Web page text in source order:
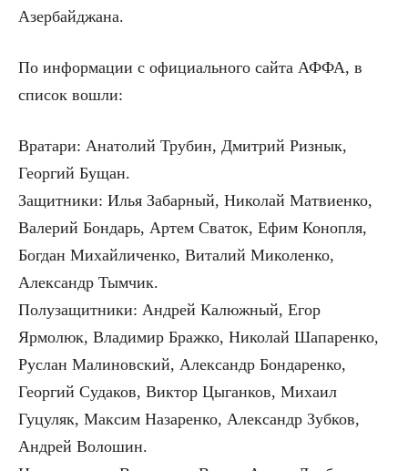
Азербайджана.
По информации с официального сайта АФФА, в
список вошли:
Вратари: Анатолий Трубин, Дмитрий Ризнык,
Георгий Бущан.
Защитники: Илья Забарный, Николай Матвиенко,
Валерий Бондарь, Артем Сваток, Ефим Конопля,
Богдан Михайличенко, Виталий Миколенко,
Александр Тымчик.
Полузащитники: Андрей Калюжный, Егор
Ярмолюк, Владимир Бражко, Николай Шапаренко,
Руслан Малиновский, Александр Бондаренко,
Георгий Судаков, Виктор Цыганков, Михаил
Гуцуляк, Максим Назаренко, Александр Зубков,
Андрей Волошин.